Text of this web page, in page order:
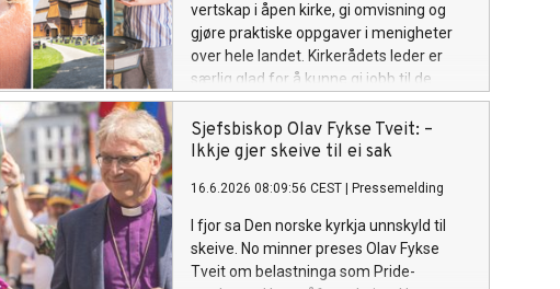
vertskap i åpen kirke, gi omvisning og
gjøre praktiske oppgaver i menigheter
over hele landet. Kirkerådets leder er
særlig glad for å kunne gi jobb til de
under 18 år. Se oversikt over hvilke
menigheter som har fått sommerjobb-
støtte fra kirken nasjonalt her.
Sjefsbiskop Olav Fykse Tveit: –
Ikkje gjer skeive til ei sak
16.6.2026 08:09:56 CEST Pressemelding
I fjor sa Den norske kyrkja unnskyld til
skeive. No minner preses Olav Fykse
Tveit om belastninga som Pride-